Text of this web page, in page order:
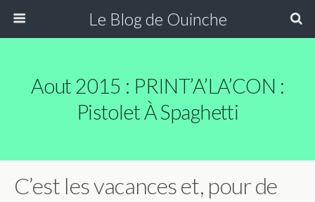
Le Blog de Ouinche
Aout 2015 : PRINT’A’LA’CON :
Pistolet À Spaghetti
C’est les vacances et, pour de